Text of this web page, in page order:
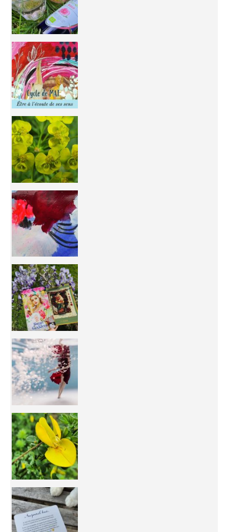
Inhabit your body and understand its
You're
50/50 OR 100/100 ? The day after Ascension, w